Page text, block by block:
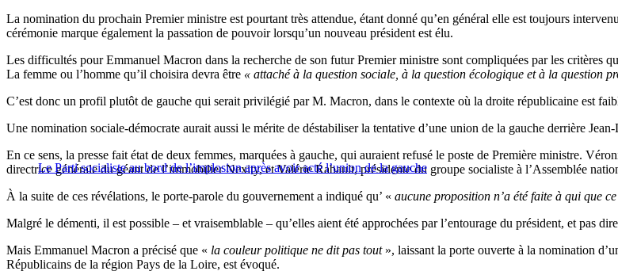
La nomination du prochain Premier ministre est pourtant très attendue, étant donné qu’en général elle est toujours
cérémonie marque également la passation de pouvoir lorsqu’un nouveau président est élu.
Les difficultés pour Emmanuel Macron dans la recherche de son futur Premier ministre sont compliquées par les critères
La femme ou l’homme qu’il choisira devra être « attaché à la question sociale, à la question écologique et à la question
C’est donc un profil plutôt de gauche qui serait privilégié par M. Macron, dans le contexte où la droite républicaine est
Une nomination sociale-démocrate aurait aussi le mérite de déstabiliser la tentative d’une union de la gauche derrière
Le Parti socialiste au bord de l’implosion après avoir acté l’union de la gauche
En ce sens, la presse fait état de deux femmes, marquées à gauche, qui auraient refusé le poste de Première ministre.
directrice générale du géant de l’immobilier Nexity, et Valérie Rabault, présidente du groupe socialiste à l’Assemblée
À la suite de ces révélations, le porte-parole du gouvernement a indiqué qu’ « aucune proposition n’a été faite à qui que
Malgré le démenti, il est possible – et vraisemblable – qu’elles aient été approchées par l’entourage du président, et pas
Mais Emmanuel Macron a précisé que « la couleur politique ne dit pas tout », laissant la porte ouverte à la nomination
Républicains de la région Pays de la Loire, est évoqué.